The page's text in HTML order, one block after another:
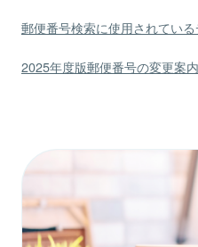
郵便番号検索に使用されてい
2025年度版郵便番号の変更案内